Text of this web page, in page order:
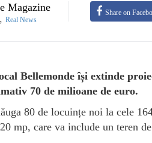
Magazine
, Real News
Share on
Bellemonde își extinde
70 de milioane de euro.
80 de locuințe noi la cele
mp, care va include un teren